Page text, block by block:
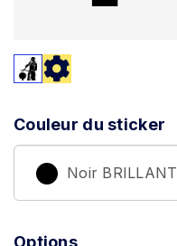
Couleur du sticker
Noir BRILLANT
Options